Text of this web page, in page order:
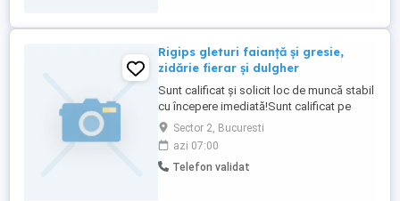
Rigips gleturi faianță și gresie,
zidărie fierar și dulgher
Sunt calificat și solicit loc de muncă stabil
cu începere imediată!Sunt calificat pe
înterioare și exterioare inclusiv București și
Ilfov.Pentu informații despre vă stau la
dispoziție pină la ora 22 !
Sector 2, Bucuresti
azi 07:00
Telefon validat